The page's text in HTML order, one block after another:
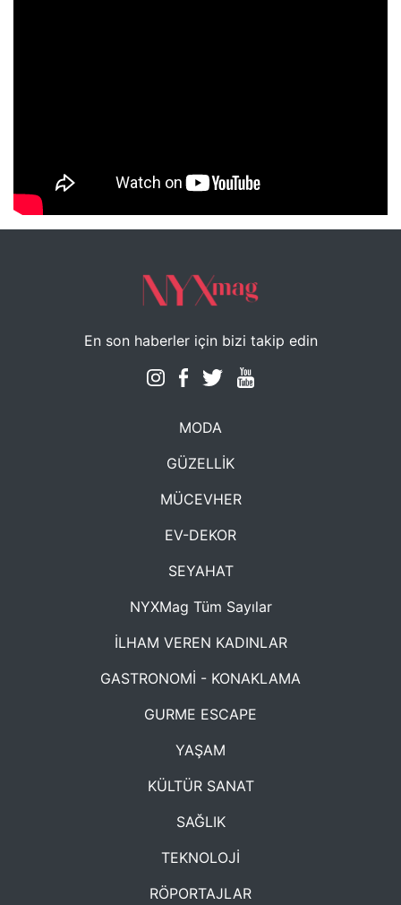
NYXmag 2. Yaş Kutlama Etkinliği
En son haberler için bizi takip edin
MODA
GÜZELLİK
MÜCEVHER
EV-DEKOR
SEYAHAT
NYXMag Tüm Sayılar
İLHAM VEREN KADINLAR
GASTRONOMİ - KONAKLAMA
GURME ESCAPE
YAŞAM
KÜLTÜR SANAT
SAĞLIK
TEKNOLOJİ
RÖPORTAJLAR